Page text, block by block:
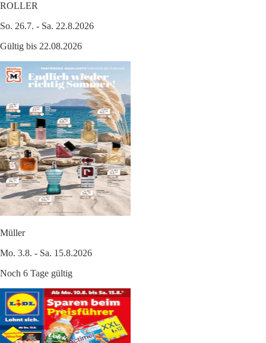
ROLLER
So. 26.7. - Sa. 22.8.2026
Gültig bis 22.08.2026
Müller
Mo. 3.8. - Sa. 15.8.2026
Noch 6 Tage gültig